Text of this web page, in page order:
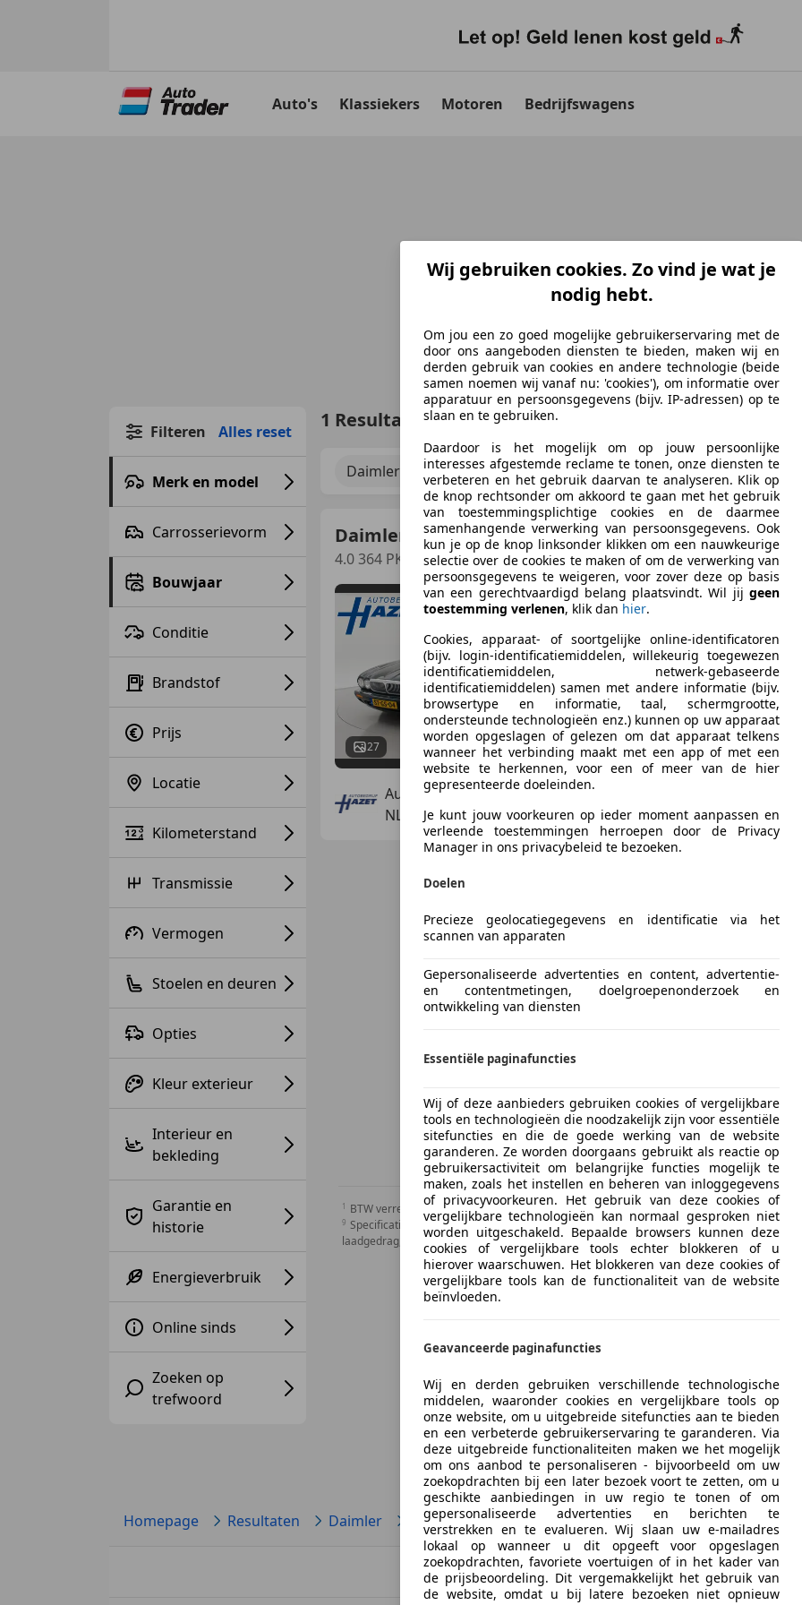
Auto's Klassiekers Motoren Bedrijfswagens
Filteren Alles reset
Merk en model
Carrosserievorm
Bouwjaar
Conditie
Brandstof
Prijs
Locatie
Kilometerstand
Transmissie
Vermogen
Stoelen en deuren
Opties
Kleur exterieur
Interieur en
bekleding
Garantie en
historie
Energieverbruik
Online sinds
Zoeken op
trefwoord
1 Resultatenvan Daimler Super V8 1998
Daimler Super V8 Bouwjaar van 1998 Bouwjaar tot
Daimler Super V8
4.0 364 PK SUPERCHARGED AUT. *ORIG. NL* + SCHUIFDA
27
€ 7.900
01/1998 220.095 km
Autobedrijf Hazet Ochten B.V.
NL-4051 CA OCHTEN
BTW verrekenbaar
Specificatie van de fabrikant voor nieuwe voertuigen. Afhankelijk van de kilometerstand,
laadgedrag, kan de radius van occasies aanzienlijk variëren.
Homepage Resultaten Daimler Super V8 1998
Wij gebruiken cookies. Zo vind je wat je
nodig hebt.
Om jou een zo goed mogelijke gebruikerservaring met de
door ons aangeboden diensten te bieden, maken wij en
derden gebruik van cookies en andere technologie (beide
samen noemen wij vanaf nu: 'cookies'), om informatie over
apparatuur en persoonsgegevens (bijv. IP-adressen) op te
slaan en te gebruiken.
Daardoor is het mogelijk om op jouw persoonlijke
interesses afgestemde reclame te tonen, onze diensten te
verbeteren en het gebruik daarvan te analyseren. Klik op
de knop rechtsonder om akkoord te gaan met het gebruik
van toestemmingsplichtige cookies en de daarmee
samenhangende verwerking van persoonsgegevens. Ook
kun je op de knop linksonder klikken om een nauwkeurige
selectie over de cookies te maken of om de verwerking van
persoonsgegevens te weigeren, voor zover deze op basis
van een gerechtvaardigd belang plaatsvindt. Wil jij geen
toestemming verlenen, klik dan hier.
Cookies, apparaat- of soortgelijke online-identificatoren
(bijv. login-identificatiemiddelen, willekeurig toegewezen
identificatiemiddelen, netwerk-gebaseerde
identificatiemiddelen) samen met andere informatie (bijv.
browsertype en informatie, taal, schermgrootte,
ondersteunde technologieën enz.) kunnen op uw apparaat
worden opgeslagen of gelezen om dat apparaat telkens
wanneer het verbinding maakt met een app of met een
website te herkennen, voor een of meer van de hier
gepresenteerde doeleinden.
Je kunt jouw voorkeuren op ieder moment aanpassen en
verleende toestemmingen herroepen door de Privacy
Manager in ons privacybeleid te bezoeken.
Doelen
Precieze geolocatiegegevens en identificatie via het
scannen van apparaten
Gepersonaliseerde advertenties en content, advertentie-
en contentmetingen, doelgroepenonderzoek en
ontwikkeling van diensten
Essentiële paginafuncties
Wij of deze aanbieders gebruiken cookies of vergelijkbare
tools en technologieën die noodzakelijk zijn voor essentiële
sitefuncties en die de goede werking van de website
garanderen. Ze worden doorgaans gebruikt als reactie op
gebruikersactiviteit om belangrijke functies mogelijk te
maken, zoals het instellen en beheren van inloggegevens
of privacyvoorkeuren. Het gebruik van deze cookies of
vergelijkbare technologieën kan normaal gesproken niet
worden uitgeschakeld. Bepaalde browsers kunnen deze
cookies of vergelijkbare tools echter blokkeren of u
hierover waarschuwen. Het blokkeren van deze cookies of
vergelijkbare tools kan de functionaliteit van de website
beïnvloeden.
Geavanceerde paginafuncties
Wij en derden gebruiken verschillende technologische
middelen, waaronder cookies en vergelijkbare tools op
onze website, om u uitgebreide sitefuncties aan te bieden
en een verbeterde gebruikerservaring te garanderen. Via
deze uitgebreide functionaliteiten maken we het mogelijk
om ons aanbod te personaliseren - bijvoorbeeld om uw
zoekopdrachten bij een later bezoek voort te zetten, om u
geschikte aanbiedingen in uw regio te tonen of om
gepersonaliseerde advertenties en berichten te
verstrekken en te evalueren. Wij slaan uw e-mailadres
lokaal op wanneer u dit opgeeft voor opgeslagen
zoekopdrachten, favoriete voertuigen of in het kader van
de prijsbeoordeling. Dit vergemakkelijkt het gebruik van
de website, omdat u bij latere bezoeken niet opnieuw